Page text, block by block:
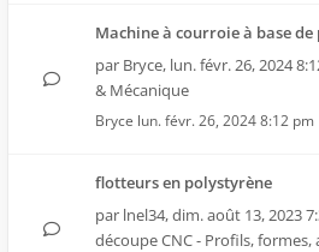
Machine à courroie à base
par Bryce, lun. févr. 26, 2024
& Mécanique
Bryce lun. févr. 26, 2024 8:12 pm
flotteurs en polystyrène
par lnel34,dim. août 13, 2023
découpe CNC - Profils, formes,